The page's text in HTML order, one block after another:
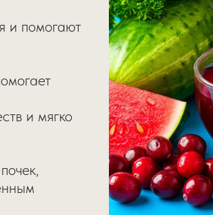
и помогают
и мягко